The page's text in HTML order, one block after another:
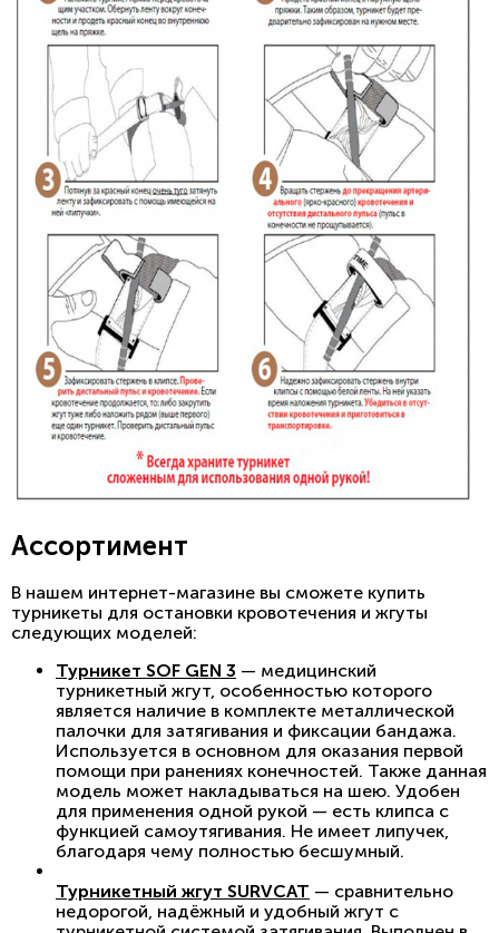
Ассортимент
В нашем интернет-магазине вы сможете купить
турникеты для остановки кровотечения и жгуты
следующих моделей:
Турникет SOF GEN 3 — медицинский
турникетный жгут, особенностью которого
является наличие в комплекте металлической
палочки для затягивания и фиксации бандажа.
Используется в основном для оказания первой
помощи при ранениях конечностей. Также данная
модель может накладываться на шею. Удобен
для применения одной рукой — есть клипса с
функцией самоутягивания. Не имеет липучек,
благодаря чему полностью бесшумный.
Турникетный жгут SURVCAT — сравнительно
недорогой, надёжный и удобный жгут с